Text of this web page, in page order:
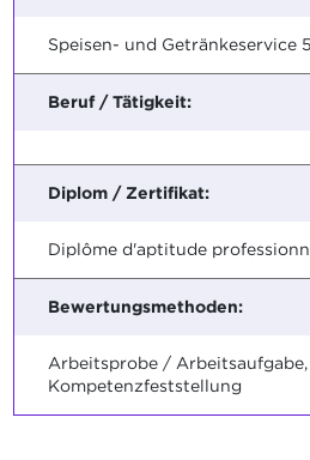
Speisen- und Getränkeservice
Beruf / Tätigkeit:
Diplom / Zertifikat:
Diplôme d'aptitude
Bewertungsmethoden:
Arbeitsprobe /
Kompetenzfeststellung